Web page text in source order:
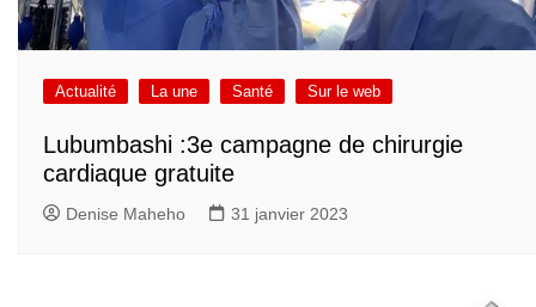
Actualité La une Santé Sur le web
Lubumbashi :3e campagne de chirurgie
cardiaque gratuite
Denise Maheho 31 janvier 2023